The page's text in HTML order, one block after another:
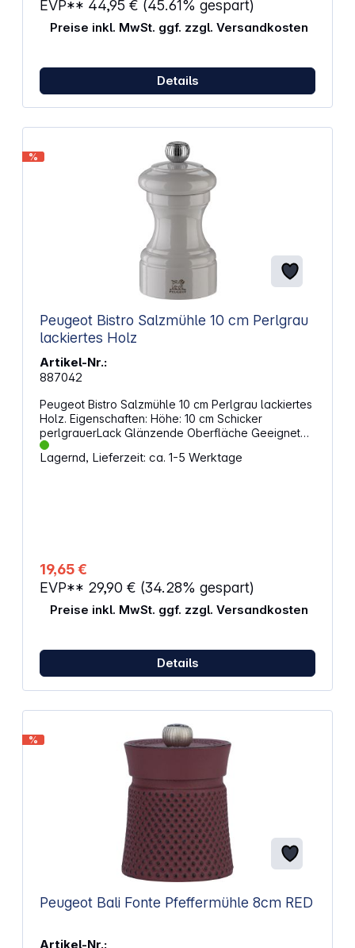
EVP** 44,95 € (45.61% gespart)
Preise inkl. MwSt. ggf. zzgl. Versandkosten
Details
%
Peugeot Bistro Salzmühle 10 cm Perlgrau
lackiertes Holz
Artikel-Nr.:
887042
Peugeot Bistro Salzmühle 10 cm Perlgrau lackiertes
Holz. Eigenschaften: Höhe: 10 cm Schicker
perlgrauerLack Glänzende Oberfläche Geeignet
zum Mahlen von schwarzem, weißem, grünem oder
rotem Pfeffer; rosa Beeren (maximal 15 % in einer
Lagernd, Lieferzeit: ca. 1-5 Werktage
19,65 €
EVP** 29,90 € (34.28% gespart)
Preise inkl. MwSt. ggf. zzgl. Versandkosten
Details
%
Peugeot Bali Fonte Pfeffermühle 8cm RED
Artikel-Nr.: